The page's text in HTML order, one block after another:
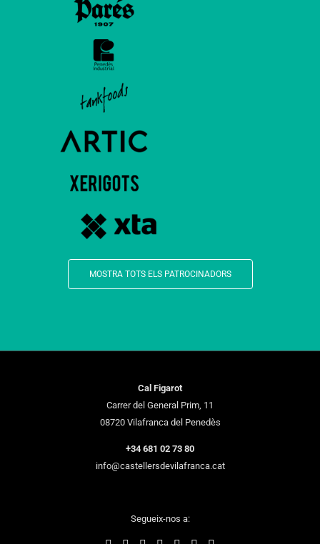
MOSTRA TOTS ELS PATROCINADORS
Cal Figarot
Carrer del General Prim, 11
08720 Vilafranca del Penedès
+34 681 02 73 80
info@castellersdevilafranca.cat
Segueix-nos a: